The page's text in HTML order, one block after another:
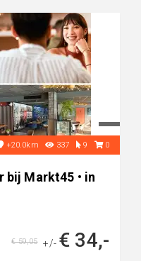
+20.0km 337 9 0
bij Markt45 • in
+/- € 34,-
€ 59,05